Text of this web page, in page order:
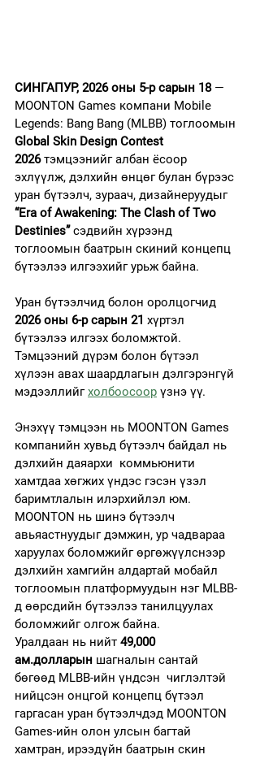
СИНГАПУР, 2026 оны 5-р сарын 18 —
MOONTON Games компани Mobile
Legends: Bang Bang (MLBB) тоглоомын
Global Skin Design Contest
2026 тэмцээнийг албан ёсоор
эхлүүлж, дэлхийн өнцөг булан бүрээс
уран бүтээлч, зураач, дизайнеруудыг
“Era of Awakening: The Clash of Two
Destinies” сэдвийн хүрээнд
тоглоомын баатрын скиний концепц
бүтээлээ илгээхийг урьж байна.
Уран бүтээлчид болон оролцогчид
2026 оны 6-р сарын 21 хүртэл
бүтээлээ илгээх боломжтой.
Тэмцээний дүрэм болон бүтээл
хүлээн авах шаардлагын дэлгэрэнгүй
мэдээллийг холбоосоор үзнэ үү.
Энэхүү тэмцээн нь MOONTON Games
компанийн хувьд бүтээлч байдал нь
дэлхийн даяархи  коммьюнити
хамтдаа хөгжих үндэс гэсэн үзэл
баримтлалын илэрхийлэл юм.
MOONTON нь шинэ бүтээлч
авьяастнуудыг дэмжин, ур чадвараа
харуулах боломжийг өргөжүүлснээр
дэлхийн хамгийн алдартай мобайл
тоглоомын платформуудын нэг MLBB-
д өөрсдийн бүтээлээ танилцуулах
боломжийг олгож байна.
Уралдаан нь нийт 49,000
ам.долларын шагналын сантай
бөгөөд MLBB-ийн үндсэн  чиглэлтэй
нийцсэн онцгой концепц бүтээл
гаргасан уран бүтээлчдэд MOONTON
Games-ийн олон улсын багтай
хамтран, ирээдүйн баатрын скин